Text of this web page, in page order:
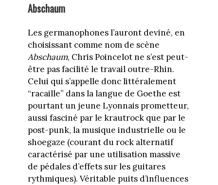
Abschaum
Les germanophones l’auront deviné, en
choisissant comme nom de scène
Abschaum, Chris Poincelot ne s’est peut-
être pas facilité le travail outre-Rhin.
Celui qui s’appelle donc littéralement
“racaille” dans la langue de Goethe est
pourtant un jeune Lyonnais prometteur,
aussi fasciné par le krautrock que par le
post-punk, la musique industrielle ou le
shoegaze (courant du rock alternatif
caractérisé par une utilisation massive
de pédales d’effets sur les guitares
rythmiques). Véritable puits d’influences